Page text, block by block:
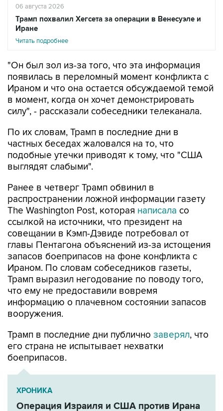
06 августа 2026
Трамп похвалил Хегсета за операции в Венесуэле и
Иране
Читать подробнее
"Он был зол из-за того, что эта информация
появилась в переломный момент конфликта с
Ираном и что она остается обсуждаемой темой
в момент, когда он хочет демонстрировать
силу", - рассказали собеседники телеканала.
По их словам, Трамп в последние дни в
частных беседах жаловался на то, что
подобные утечки приводят к тому, что "США
выглядят слабыми".
Ранее в четверг Трамп обвинил в
распространении ложной информации газету
The Washington Post, которая написала со
ссылкой на источники, что президент на
совещании в Кэмп-Дэвиде потребовал от
главы Пентагона объяснений из-за истощения
запасов боеприпасов на фоне конфликта с
Ираном. По словам собеседников газеты,
Трамп выразил негодование по поводу того,
что ему не предоставили вовремя
информацию о плачевном состоянии запасов
вооружения.
Трамп в последние дни публично заверял, что
его страна не испытывает нехватки
боеприпасов.
ХРОНИКА
Операция Израиля и США против Ирана